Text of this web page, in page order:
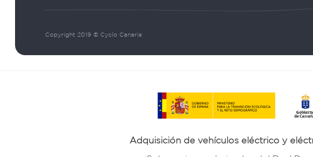
Copyright 2019 © Cyclo Canaria
Adquisición de vehículos eléctrico y